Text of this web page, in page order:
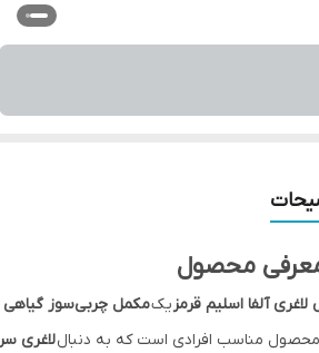
آلفا اسلیم قرمزیکمکمل چربی‌سوز
مناسب افرادی است که به دنباللاغری